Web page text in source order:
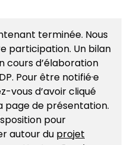
terminée. Nous
participation. Un bilan
cours d’élaboration
Pour être notifié·e
vous d’avoir cliqué
page de présentation.
pour
autour du projet